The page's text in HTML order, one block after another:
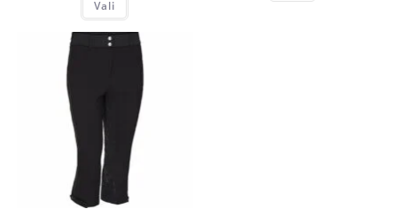
Vali
mitu
varianti.
Valikuid
saab
teha
tootelehel.